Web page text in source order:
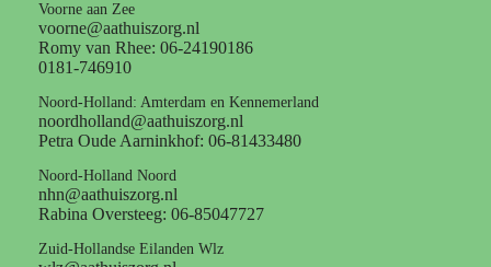
Voorne aan Zee
voorne@aathuiszorg.nl
Romy van Rhee: 06-24190186
0181-746910
Noord-Holland: Amterdam en Kennemerland
noordholland@aathuiszorg.nl
Petra Oude Aarninkhof: 06-81433480
Noord-Holland Noord
nhn@aathuiszorg.nl
Rabina Oversteeg: 06-85047727
Zuid-Hollandse Eilanden Wlz